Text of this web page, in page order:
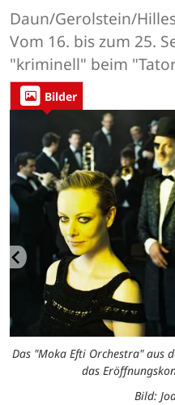
Daun/Gerolstein/
Vom 16. bis zum 25.
"kriminell" beim
Bilder
Das "Moka Efti Orchestra" aus
das
Bild: